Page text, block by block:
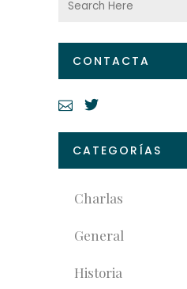
CONTACTA
CATEGORÍAS
Charlas
General
Historia